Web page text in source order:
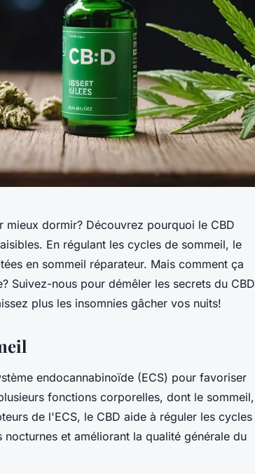
mieux dormir? Découvrez pourquoi le CBD
En régulant les cycles de sommeil, le
en sommeil réparateur. Mais comment ça
Suivez-nous pour démêler les secrets du CBD
plus les insomnies gâcher vos nuits!
endocannabinoïde (ECS) pour favoriser
fonctions corporelles, dont le sommeil,
de l'ECS, le CBD aide à réguler les cycles
et améliorant la qualité générale du